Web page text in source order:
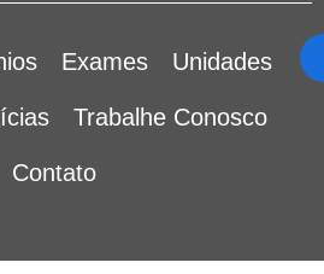
Exames Unidades
Trabalhe Conosco
Contato